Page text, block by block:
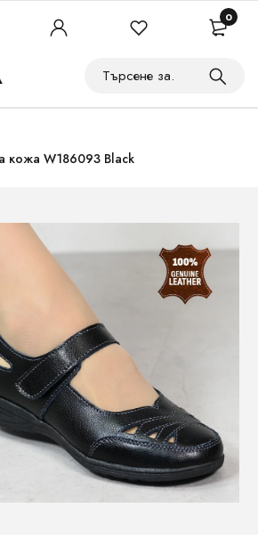
кожа W186093 Black
0